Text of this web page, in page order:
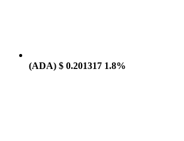
(ADA) $ 0.201317 1.8%